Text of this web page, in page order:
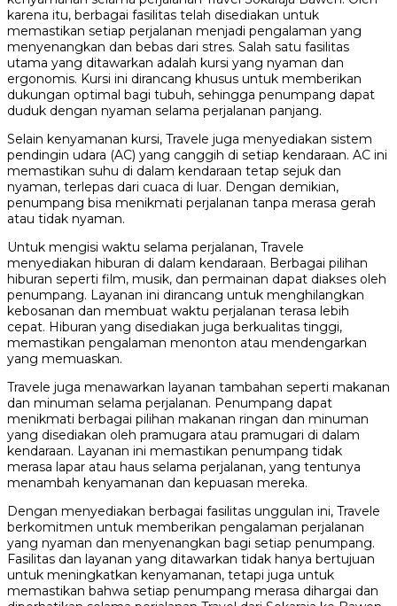
karena itu, berbagai fasilitas telah disediakan untuk
memastikan setiap perjalanan menjadi pengalaman yang
menyenangkan dan bebas dari stres. Salah satu fasilitas
utama yang ditawarkan adalah kursi yang nyaman dan
ergonomis. Kursi ini dirancang khusus untuk memberikan
dukungan optimal bagi tubuh, sehingga penumpang dapat
duduk dengan nyaman selama perjalanan panjang.
Selain kenyamanan kursi, Travele juga menyediakan sistem
pendingin udara (AC) yang canggih di setiap kendaraan. AC ini
memastikan suhu di dalam kendaraan tetap sejuk dan
nyaman, terlepas dari cuaca di luar. Dengan demikian,
penumpang bisa menikmati perjalanan tanpa merasa gerah
atau tidak nyaman.
Untuk mengisi waktu selama perjalanan, Travele
menyediakan hiburan di dalam kendaraan. Berbagai pilihan
hiburan seperti film, musik, dan permainan dapat diakses oleh
penumpang. Layanan ini dirancang untuk menghilangkan
kebosanan dan membuat waktu perjalanan terasa lebih
cepat. Hiburan yang disediakan juga berkualitas tinggi,
memastikan pengalaman menonton atau mendengarkan
yang memuaskan.
Travele juga menawarkan layanan tambahan seperti makanan
dan minuman selama perjalanan. Penumpang dapat
menikmati berbagai pilihan makanan ringan dan minuman
yang disediakan oleh pramugara atau pramugari di dalam
kendaraan. Layanan ini memastikan penumpang tidak
merasa lapar atau haus selama perjalanan, yang tentunya
menambah kenyamanan dan kepuasan mereka.
Dengan menyediakan berbagai fasilitas unggulan ini, Travele
berkomitmen untuk memberikan pengalaman perjalanan
yang nyaman dan menyenangkan bagi setiap penumpang.
Fasilitas dan layanan yang ditawarkan tidak hanya bertujuan
untuk meningkatkan kenyamanan, tetapi juga untuk
memastikan bahwa setiap penumpang merasa dihargai dan